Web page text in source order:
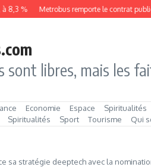
Metrobus remporte le contrat publicitaire
sont libres, mais les
Economie Espace Spiritualités
Spiritualités Sport Tourisme Qui
sa stratégie deeptech avec la